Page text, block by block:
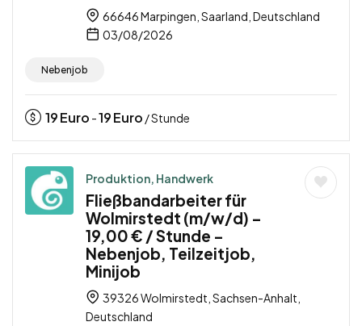
66646 Marpingen, Saarland, Deutschland
03/08/2026
Nebenjob
19Euro -19Euro / Stunde
Produktion, Handwerk
Fließbandarbeiter für
Wolmirstedt (m/w/d) –
19,00 € / Stunde –
Nebenjob, Teilzeitjob,
Minijob
39326 Wolmirstedt, Sachsen-Anhalt,
Deutschland